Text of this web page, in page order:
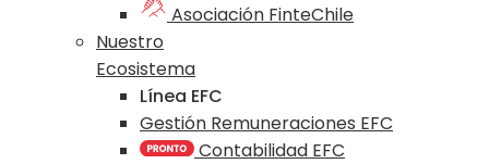
Asociación FinteChile
Nuestro
Ecosistema
Línea EFC
Gestión Remuneraciones EFC
Contabilidad EFC